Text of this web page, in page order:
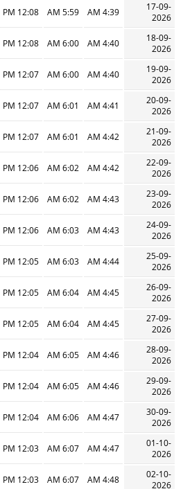
17-09-
2026
4:39 AM
5:59 AM
12:08 PM
18-09-
2026
4:40 AM
6:00 AM
12:08 PM
19-09-
2026
4:40 AM
6:00 AM
12:07 PM
20-09-
2026
4:41 AM
6:01 AM
12:07 PM
21-09-
2026
4:42 AM
6:01 AM
12:07 PM
22-09-
2026
4:42 AM
6:02 AM
12:06 PM
23-09-
2026
4:43 AM
6:02 AM
12:06 PM
24-09-
2026
4:43 AM
6:03 AM
12:06 PM
25-09-
2026
4:44 AM
6:03 AM
12:05 PM
26-09-
2026
4:45 AM
6:04 AM
12:05 PM
27-09-
2026
4:45 AM
6:04 AM
12:05 PM
28-09-
2026
4:46 AM
6:05 AM
12:04 PM
29-09-
2026
4:46 AM
6:05 AM
12:04 PM
30-09-
2026
4:47 AM
6:06 AM
12:04 PM
01-10-
2026
4:47 AM
6:07 AM
12:03 PM
02-10-
2026
4:48 AM
6:07 AM
12:03 PM